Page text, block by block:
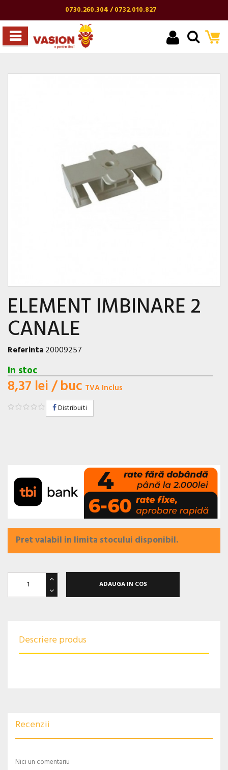
0730.260.304 / 0732.010.827
ELEMENT IMBINARE 2
CANALE
Referinta20009257
In stoc
8,37 lei/ buc TVA Inclus
Distribuiti
Pret valabil in limita stocului disponibil.
ADAUGA IN COS
Descriere produs
Recenzii
Nici un comentariu